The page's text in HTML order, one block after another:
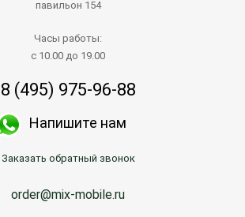
павильон 154
Часы работы:
с 10.00 до 19.00
8 (495) 975-96-88
Напишите нам
Заказать обратный звонок
order@mix-mobile.ru